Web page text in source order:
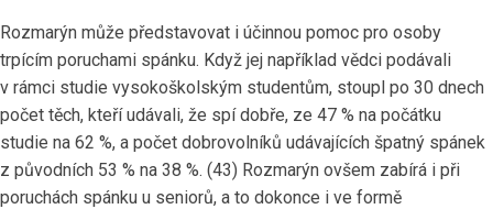
Rozmarýn může představovat i účinnou pomoc pro osoby
trpícím poruchami spánku. Když jej například vědci podávali
v rámci studie vysokoškolským studentům, stoupl po 30 dnech
počet těch, kteří udávali, že spí dobře, ze 47 % na počátku
studie na 62 %, a počet dobrovolníků udávajících špatný spánek
z původních 53 % na 38 %. (43) Rozmarýn ovšem zabírá i při
poruchách spánku u seniorů, a to dokonce i ve formě